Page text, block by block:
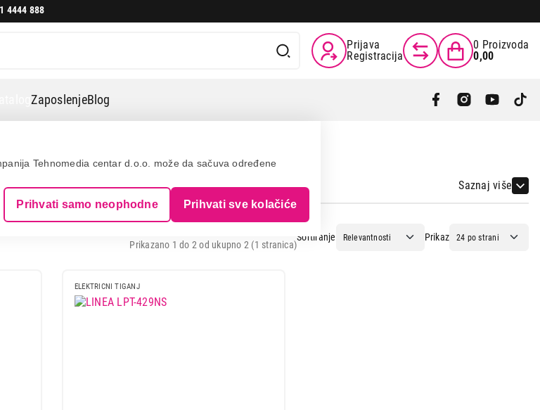
Tehnomedia centar d.o.o. može da sačuva određene
Prihvati samo neophodne Prihvati sve kolačiće
4444 888
Prijava
Registracija
0 Proizvoda
0,00
ZaposlenjeBlog
- LINEA Saznaj više
Sortiranje Prikaz
Prikazano 1 do 2 od ukupno 2 (1 stranica)
ELEKTRICNI TIGANJ